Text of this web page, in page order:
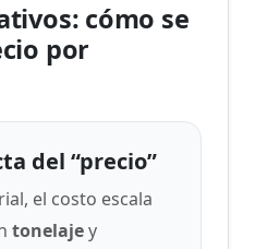
cómo se
por
del “precio”
el costo escala
tonelajey